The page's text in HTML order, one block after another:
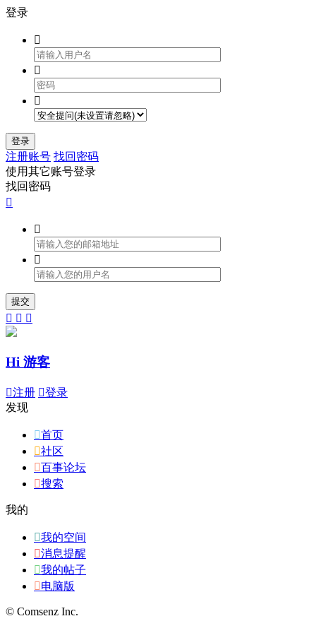
登录



登录
注册账号 找回密码
使用其它账号登录
找回密码



提交
  
Hi 游客
注册 登录
发现
首页
社区
百事论坛
搜索
我的
我的空间
消息提醒
我的帖子
电脑版
© Comsenz Inc.